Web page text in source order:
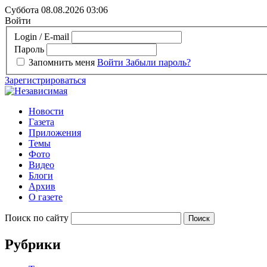
Суббота 08.08.2026 03:06
Войти
Login / E-mail
Пароль
Запомнить меня Войти Забыли пароль?
Зарегистрироваться
Новости
Газета
Приложения
Темы
Фото
Видео
Блоги
Архив
О газете
Поиск по сайту
Рубрики